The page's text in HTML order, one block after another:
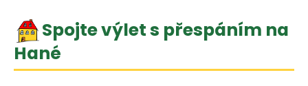
Spojte výlet s přespáním na
Hané